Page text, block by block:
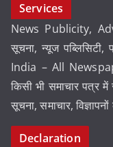
Services
News Publicity,
सूचना, न्यूज पब्लिसिटी,
India – All
किसी भी समाचार पत्र में
सूचना, समाचार,
Declaration